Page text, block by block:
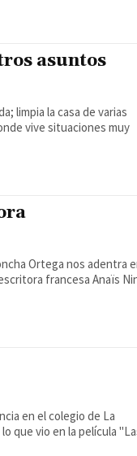
asuntos
limpia la casa de varias
vive situaciones muy
Ortega nos adentra
francesa Anaïs
en el colegio de La
que vio en la película